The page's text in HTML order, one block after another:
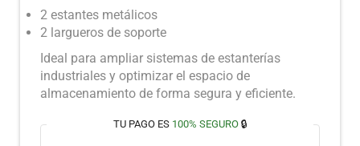
2 estantes metálicos
2 largueros de soporte
Ideal para ampliar sistemas de estanterías
industriales y optimizar el espacio de
almacenamiento de forma segura y eficiente.
TU PAGO ES 100% SEGURO🔒